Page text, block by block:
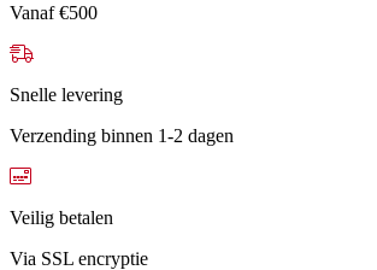
Vanaf €500
Snelle levering
Verzending binnen 1-2 dagen
Veilig betalen
Via SSL encryptie